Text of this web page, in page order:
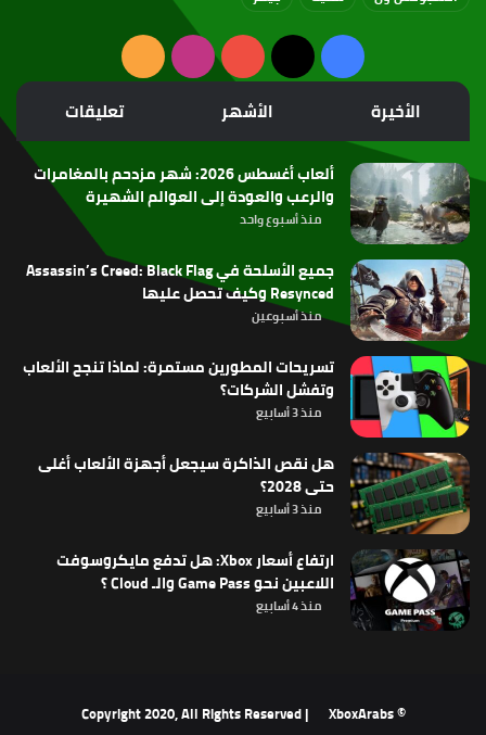
فيسبوك
‫X
‫YouTubeانستقرامملخص
الموقع
RSS
الأخيرة الأشهر تعليقات
ألعاب أغسطس 2026: شهر مزدحم بالمغامرات
والرعب والعودة إلى العوالم الشهيرة
منذ أسبوع واحد
جميع الأسلحة في Assassin’s Creed: Black Flag
Resynced وكيف تحصل عليها
منذ أسبوعين
تسريحات المطورين مستمرة: لماذا تنجح الألعاب
وتفشل الشركات؟
منذ 3 أسابيع
هل نقص الذاكرة سيجعل أجهزة الألعاب أغلى
حتى 2028؟
منذ 3 أسابيع
ارتفاع أسعار Xbox: هل تدفع مايكروسوفت
اللاعبين نحو Game Pass والـ Cloud ؟
منذ 4 أسابيع
© Copyright 2020, All Rights Reserved |
XboxArabs